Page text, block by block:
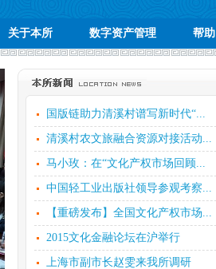
关于本所 数字资产管理 帮助
国版链助力清溪村谱写新时代“...
清溪村农文旅融合资源对接活动...
马小玫：在“文化产权市场回顾...
中国轻工业出版社领导参观考察...
【重磅发布】全国文化产权市场...
2015文化金融论坛在沪举行
上海市副市长赵雯来我所调研